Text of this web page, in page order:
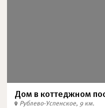
Дом в коттеджном
Рублево-Успенское, 9 км.